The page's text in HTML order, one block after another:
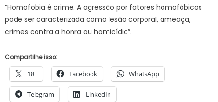
“Homofobia é crime. A agressão por fatores homofóbicos
pode ser caracterizada como lesão corporal, ameaça,
crimes contra a honra ou homicídio”.
Compartilhe isso:
18+ Facebook WhatsApp
Telegram LinkedIn